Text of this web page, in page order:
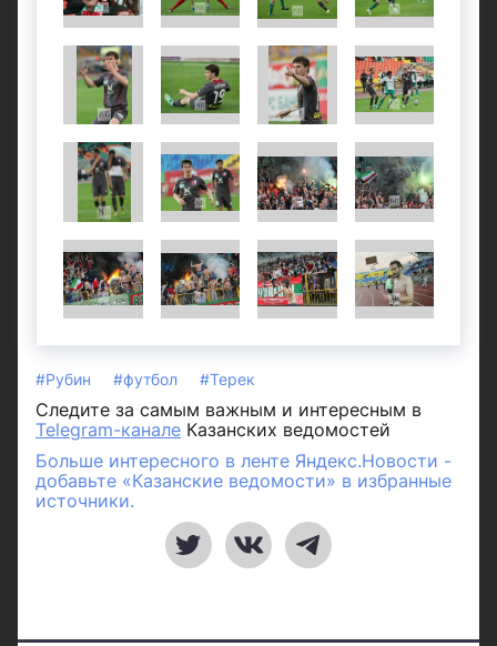
#Рубин #футбол #Терек
Следите за самым важным и интересным в
Telegram-канале Казанских ведомостей
Больше интересного в ленте Яндекс.Новости -
добавьте «Казанские ведомости» в избранные
источники.